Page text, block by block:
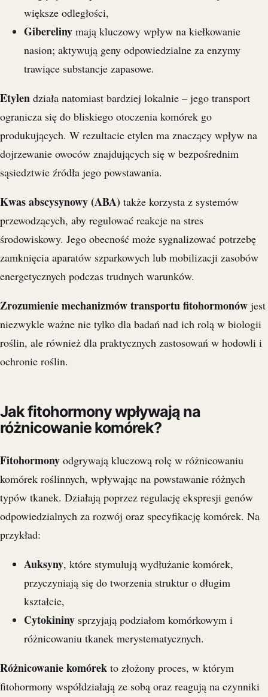
większe odległości,
Gibereliny mają kluczowy wpływ na kiełkowanie
nasion; aktywują geny odpowiedzialne za enzymy
trawiące substancje zapasowe.
Etylen działa natomiast bardziej lokalnie – jego transport
ogranicza się do bliskiego otoczenia komórek go
produkujących. W rezultacie etylen ma znaczący wpływ na
dojrzewanie owoców znajdujących się w bezpośrednim
sąsiedztwie źródła jego powstawania.
Kwas abscysynowy (ABA) także korzysta z systemów
przewodzących, aby regulować reakcje na stres
środowiskowy. Jego obecność może sygnalizować potrzebę
zamknięcia aparatów szparkowych lub mobilizacji zasobów
energetycznych podczas trudnych warunków.
Zrozumienie mechanizmów transportu fitohormonów jest
niezwykle ważne nie tylko dla badań nad ich rolą w biologii
roślin, ale również dla praktycznych zastosowań w hodowli i
ochronie roślin.
Jak fitohormony wpływają na
różnicowanie komórek?
Fitohormony odgrywają kluczową rolę w różnicowaniu
komórek roślinnych, wpływając na powstawanie różnych
typów tkanek. Działają poprzez regulację ekspresji genów
odpowiedzialnych za rozwój oraz specyfikację komórek. Na
przykład:
Auksyny, które stymulują wydłużanie komórek,
przyczyniają się do tworzenia struktur o długim
kształcie,
Cytokininy sprzyjają podziałom komórkowym i
różnicowaniu tkanek merystematycznych.
Różnicowanie komórek to złożony proces, w którym
fitohormony współdziałają ze sobą oraz reagują na czynniki